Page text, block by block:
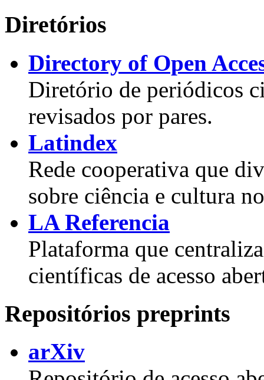
Diretórios
Directory of Open
Diretório de periódicos
revisados por pares.
Latindex
Rede cooperativa que
sobre ciência e cultura
LA Referencia
Plataforma que
científicas de acesso
Repositórios preprints
arXiv